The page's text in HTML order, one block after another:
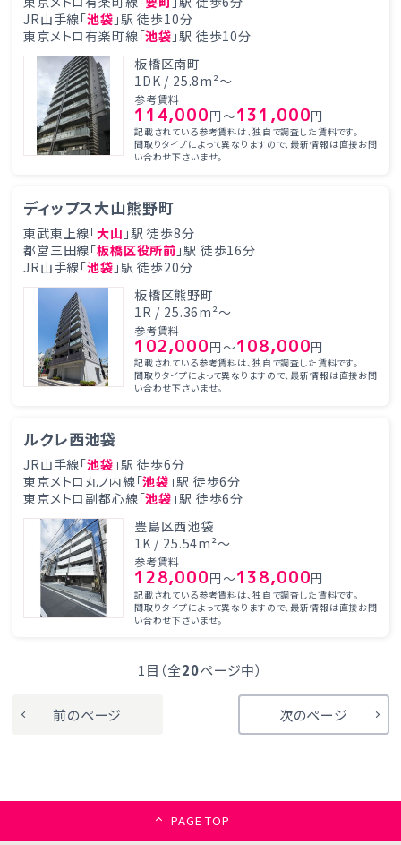
JR山手線「池袋 」駅 徒歩10分
東京メトロ有楽町線「池袋 」駅 徒歩10分
板橋区南町
1DK / 25.8m²～
参考賃料
114,000円～131,000円
記載されている参考賃料は、独自で調査した賃料です。
間取りタイプによって異なりますので、最新情報は直接お問
い合わせ下さいませ。
ディップス大山熊野町
東武東上線「大山 」駅 徒歩8分
都営三田線「板橋区役所前 」駅 徒歩16分
JR山手線「池袋 」駅 徒歩20分
板橋区熊野町
1R / 25.36m²～
参考賃料
102,000円～108,000円
記載されている参考賃料は、独自で調査した賃料です。
間取りタイプによって異なりますので、最新情報は直接お問
い合わせ下さいませ。
ルクレ西池袋
JR山手線「池袋 」駅 徒歩6分
東京メトロ丸ノ内線「池袋 」駅 徒歩6分
東京メトロ副都心線「池袋 」駅 徒歩6分
豊島区西池袋
1K / 25.54m²～
参考賃料
128,000円～138,000円
記載されている参考賃料は、独自で調査した賃料です。
間取りタイプによって異なりますので、最新情報は直接お問
い合わせ下さいませ。
1目（全20ページ中）
前のページ 次のページ
PAGE TOP